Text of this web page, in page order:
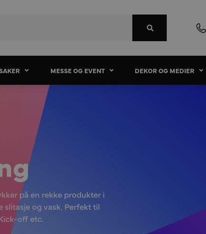
MESSE OG EVENT DEKOR OG MEDIER
på en rekke produkter i
slitasje og vask. Perfekt til
off etc.